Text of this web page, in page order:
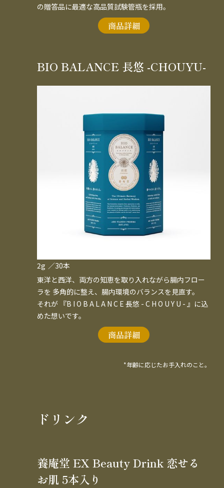
商品詳細
の贈答品に最適な高品質試験管瓶を採用。
BIO BALANCE 長悠 -CHOUYU-
商品詳細
2g ／30本
東洋と西洋、両方の知恵を取り入れながら腸内フロー
ラを 多角的に整え、腸内環境のバランスを見直す。
それが 『B I O B A L A N C E 長悠 - C H O U Y U - 』に込
めた想いです。
*年齢に応じたお手入れのこと。
ドリンク
養庵堂 EX Beauty Drink 恋せる
お肌 5本入り